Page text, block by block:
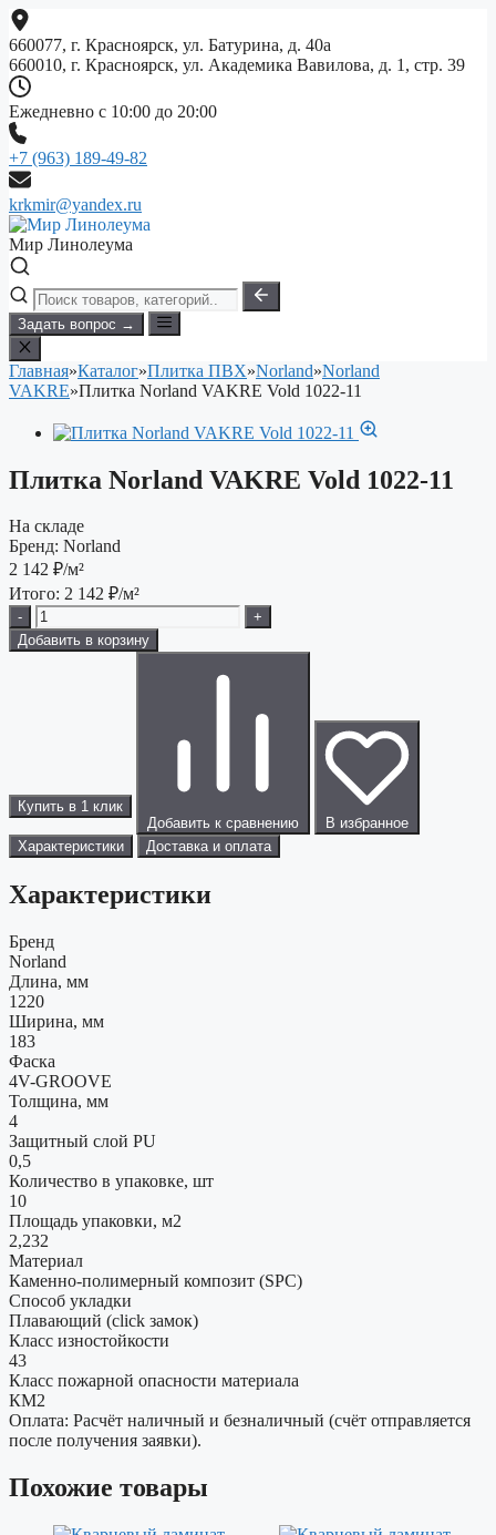
Перейти
к
содержимому
660077, г. Красноярск, ул. Батурина, д. 40а
660010, г. Красноярск, ул. Академика Вавилова, д. 1, стр. 39
Ежедневно с 10:00 до 20:00
+7 (963) 189-49-82
krkmir@yandex.ru
Мир Линолеума
Задать вопрос →
Главная»Каталог»Плитка ПВХ»Norland»Norland
VAKRE»Плитка Norland VAKRE Vold 1022-11
Плитка Norland VAKRE Vold 1022-11
На складе
Бренд: Norland
2 142 ₽/м²
Итого: 2 142 ₽/м²
-
+
Добавить в корзину
Купить в 1 клик
Добавить к сравнению
В избранное
Характеристики
Доставка и оплата
Характеристики
Бренд
Norland
Длина, мм
1220
Ширина, мм
183
Фаска
4V-GROOVE
Толщина, мм
4
Защитный слой PU
0,5
Количество в упаковке, шт
10
Площадь упаковки, м2
2,232
Материал
Каменно-полимерный композит (SPC)
Способ укладки
Плавающий (click замок)
Класс изностойкости
43
Класс пожарной опасности материала
КМ2
Оплата: Расчёт наличный и безналичный (счёт отправляется
после получения заявки).
Похожие товары